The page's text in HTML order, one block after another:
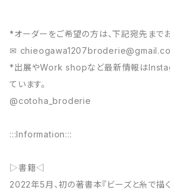
*オーダーをご希望の方は、下記宛先まで
✉︎
*出展やWork shopなど最新情報は
ています。
@cotoha_broderie
:::Information:::
▷書籍◁
2022年5月、初の著書本『ビーズと糸で